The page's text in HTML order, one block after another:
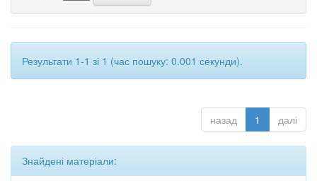
Результати 1-1 зі 1 (час пошуку: 0.001 секунди).
назад 1 далі
Знайдені матеріали: